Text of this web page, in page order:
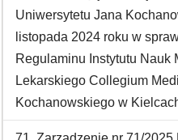
Uniwersytetu Jana
listopada 2024 roku w
Regulaminu Instytutu Nauk
Lekarskiego Collegium
Kochanowskiego w